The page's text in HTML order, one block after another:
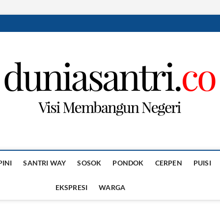
SANTRI WAY SOSOK PONDOK CERPEN PUISI
EKSPRESI WARGA